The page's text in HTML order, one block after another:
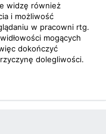
widzę również
i możliwość
w pracowni rtg.
mogących
dokończyć
dolegliwości.